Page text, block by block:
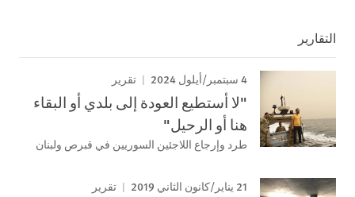
التقارير
4 سبتمبر/أيلول 2024 تقرير
"لا أستطيع العودة إلى بلدي أو البقاء
هنا أو الرحيل"
طرد وإرجاع اللاجئين السوريين في قبرص ولبنان
21 يناير/كانون الثاني 2019 تقرير